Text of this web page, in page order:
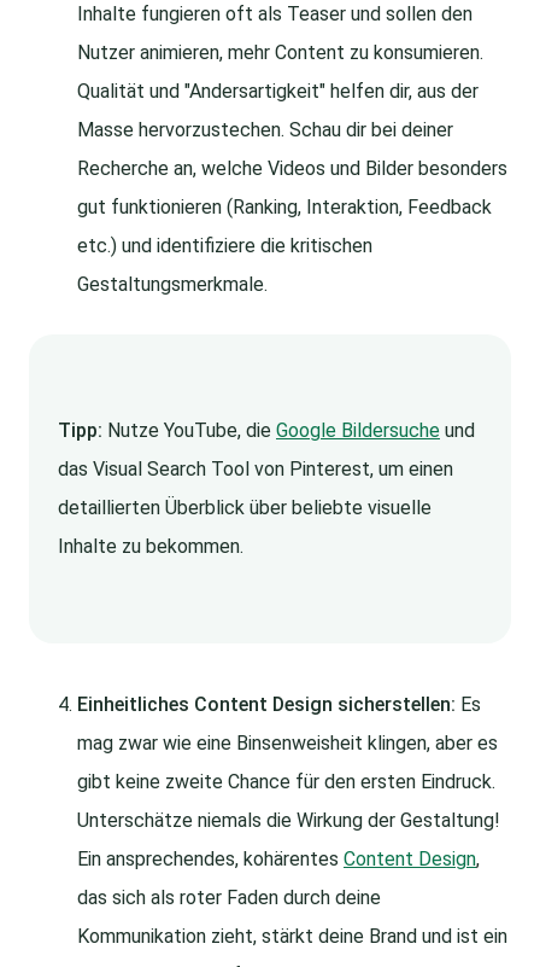
Inhalte fungieren oft als Teaser und sollen den
Nutzer animieren, mehr Content zu konsumieren.
Qualität und "Andersartigkeit" helfen dir, aus der
Masse hervorzustechen. Schau dir bei deiner
Recherche an, welche Videos und Bilder besonders
gut funktionieren (Ranking, Interaktion, Feedback
etc.) und identifiziere die kritischen
Gestaltungsmerkmale.
Tipp: Nutze YouTube, die Google Bildersuche und
das Visual Search Tool von Pinterest, um einen
detaillierten Überblick über beliebte visuelle
Inhalte zu bekommen.
Einheitliches Content Design sicherstellen: Es
mag zwar wie eine Binsenweisheit klingen, aber es
gibt keine zweite Chance für den ersten Eindruck.
Unterschätze niemals die Wirkung der Gestaltung!
Ein ansprechendes, kohärentes Content Design,
das sich als roter Faden durch deine
Kommunikation zieht, stärkt deine Brand und ist ein